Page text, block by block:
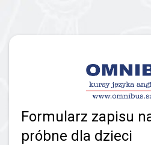
Formularz zapisu
próbne dla dzieci